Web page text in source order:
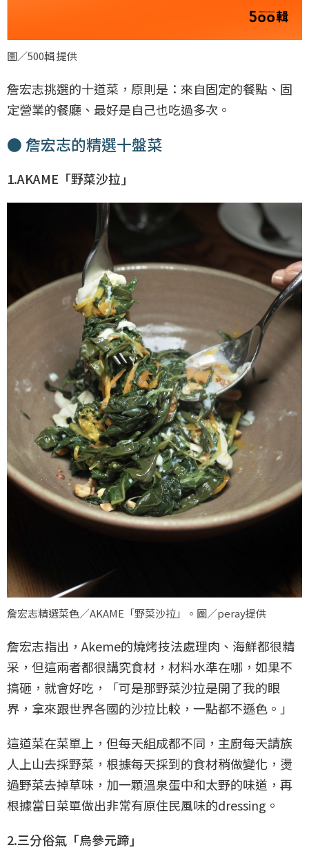
圖／500輯 提供
詹宏志挑選的十道菜，原則是：來自固定的餐點、固
定營業的餐廳、最好是自己也吃過多次。
● 詹宏志的精選十盤菜
1.AKAME「野菜沙拉」
詹宏志精選菜色／AKAME「野菜沙拉」。圖／peray提供
詹宏志指出，Akeme的燒烤技法處理肉、海鮮都很精
采，但這兩者都很講究食材，材料水準在哪，如果不
搞砸，就會好吃，「可是那野菜沙拉是開了我的眼
界，拿來跟世界各國的沙拉比較，一點都不遜色。」
這道菜在菜單上，但每天組成都不同，主廚每天請族
人上山去採野菜，根據每天採到的食材稍做變化，燙
過野菜去掉草味，加一顆溫泉蛋中和太野的味道，再
根據當日菜單做出非常有原住民風味的dressing。
2.三分俗氣「烏參元蹄」